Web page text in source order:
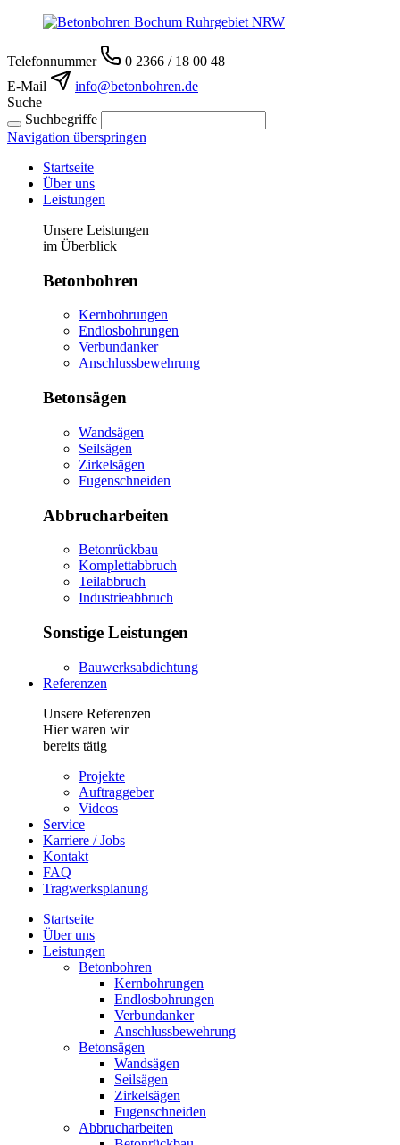
Telefonnummer
0 2366 / 18 00 48
E-Mail
info@betonbohren.de
Suche
Suchbegriffe
Navigation überspringen
Startseite
Über uns
Leistungen
Unsere Leistungen
im Überblick
Betonbohren
Kernbohrungen
Endlosbohrungen
Verbundanker
Anschlussbewehrung
Betonsägen
Wandsägen
Seilsägen
Zirkelsägen
Fugenschneiden
Abbrucharbeiten
Betonrückbau
Komplettabbruch
Teilabbruch
Industrieabbruch
Sonstige Leistungen
Bauwerksabdichtung
Referenzen
Unsere Referenzen
Hier waren wir
bereits tätig
Projekte
Auftraggeber
Videos
Service
Karriere / Jobs
Kontakt
FAQ
Tragwerksplanung
Startseite
Über uns
Leistungen
Betonbohren
Kernbohrungen
Endlosbohrungen
Verbundanker
Anschlussbewehrung
Betonsägen
Wandsägen
Seilsägen
Zirkelsägen
Fugenschneiden
Abbrucharbeiten